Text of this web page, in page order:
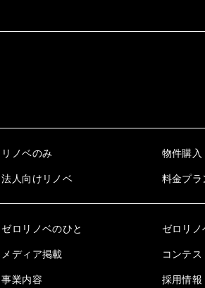
リノベのみ 物件購入
法人向けリノベ 料金プラ
ゼロリノベのひと ゼロリ
メディア掲載 コンテ
事業内容 採用情報